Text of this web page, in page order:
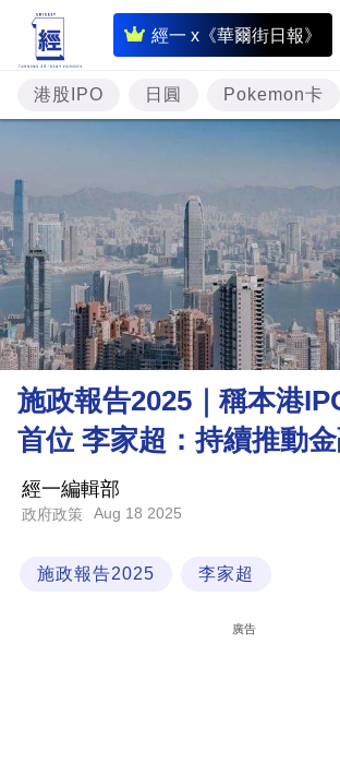
經一 x《華爾街日報》
即
時
財
經
投
資
樓
市
理
財
商
科
港股IPO 日圓 Pokemon卡
施政報告2025｜稱本港
首位 李家超：持續推動
經一編輯部
政府政策 Aug 18 2025
施政報告2025 李家超
廣告